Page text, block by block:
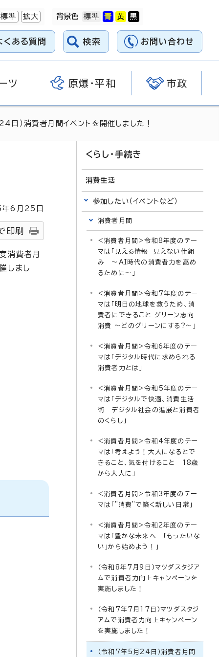
標準 拡大 背景色
くある質問 検索 お問い合わせ
ツ 原爆・平和 市政
）消費者月間イベントを開催しました！
年6月 25 日
印刷
消費者月
しまし
くらし・手続き
消費生活
参加したい（イベントなど）
消費者月間
<消費者月間>令和8年度のテー
マは「見える情報 見えない仕組
み ～AI時代の消費者力を高め
るために～」
<消費者月間>令和7年度のテー
マは「明日の地球を救うため、消
費者にできること グリーン志向
消費 ～どのグリーンにする?～」
<消費者月間>令和6年度のテー
マは「デジタル時代に求められる
消費者力とは」
<消費者月間>令和5年度のテー
マは「デジタルで快適、消費生活
術 デジタル社会の進展と消費者
のくらし」
<消費者月間>令和4年度のテー
マは「考えよう！大人になるとで
きること、気を付けること 18歳
から大人に」
<消費者月間>令和3年度のテー
マは「”消費”で築く新しい日常」
<消費者月間>令和2年度のテー
マは「豊かな未来へ 「もったいな
い」から始めよう！」
（令和8年7月9日）マツダスタジア
ムで消費者力向上キャンペーンを
実施しました！
（令和7年7月17日）マツダスタジ
アムで消費者力向上キャンペーン
を実施しました！
（令和7年5月24日）消費者月間